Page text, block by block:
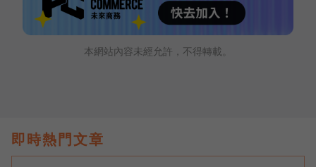
本網站內容未經允許，不得轉載。
即時熱門文章